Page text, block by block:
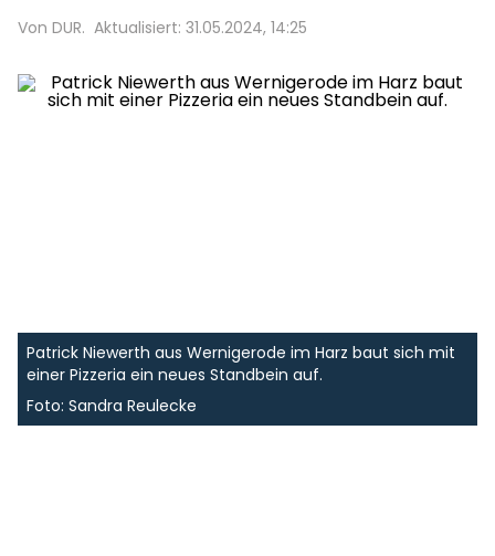
Von DUR. Aktualisiert: 31.05.2024, 14:25
Patrick Niewerth aus Wernigerode im Harz baut sich mit
einer Pizzeria ein neues Standbein auf.
Foto: Sandra Reulecke